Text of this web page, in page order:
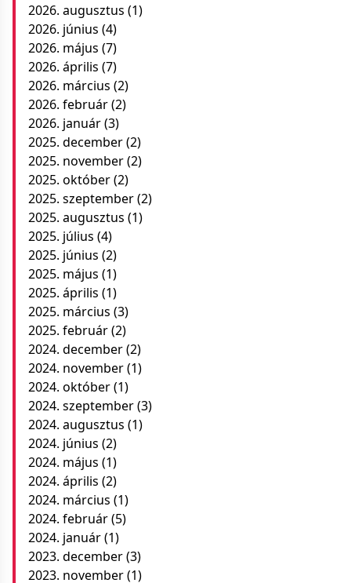
2026. augusztus (1)
2026. június (4)
2026. május (7)
2026. április (7)
2026. március (2)
2026. február(2)
2026. január(3)
2025. december(2)
2025. november(2)
2025. október(2)
2025. szeptember(2)
2025. augusztus (1)
2025. július (4)
2025. június (2)
2025. május (1)
2025. április (1)
2025. március (3)
2025. február(2)
2024. december(2)
2024. november(1)
2024. október(1)
2024. szeptember(3)
2024. augusztus (1)
2024. június (2)
2024. május (1)
2024. április (2)
2024. március (1)
2024. február(5)
2024. január(1)
2023. december(3)
2023. november(1)